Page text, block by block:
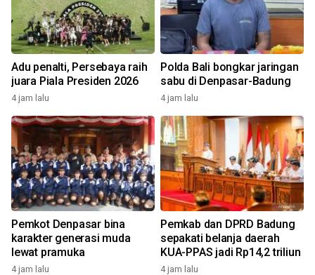
Adu penalti, Persebaya raih
juara Piala Presiden 2026
4 jam lalu
Polda Bali bongkar jaringan
sabu di Denpasar-Badung
4 jam lalu
Pemkot Denpasar bina
karakter generasi muda
lewat pramuka
4 jam lalu
Pemkab dan DPRD Badung
sepakati belanja daerah
KUA-PPAS jadi Rp14,2 triliun
4 jam lalu